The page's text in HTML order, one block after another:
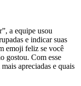
a equipe usou
e indicar suas
emoji feliz se você
gostou. Com esse
apreciadas e quais